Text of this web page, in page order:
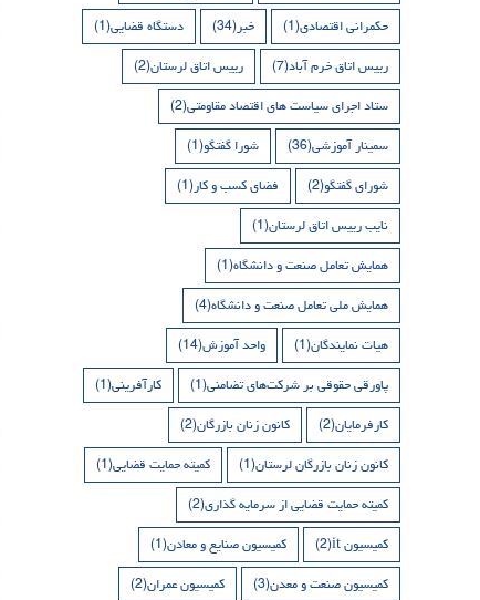
حکمرانی اقتصادی(1) خبر(34) دستگاه قضایی(1)
رییس اتاق خرم آباد(7) رییس اتاق لرستان(2)
ستاد اجرای سیاست های اقتصاد مقاومتی(2)
سمینار آموزشی(36) شورا گفتگو(1)
شورای گفتگو(2) فضای کسب و کار(1)
نایب رییس اتاق لرستان(1)
همایش تعامل صنعت و دانشگاه(1)
همایش ملی تعامل صنعت و دانشگاه(4)
هیات نمایندگان(1) واحد آموزش(14)
پاورقی حقوقی بر شرکت‌های تضامنی(1) کارآفرینی(1)
کارفرمایان(2) کانون زنان بازرگان(2)
کانون زنان بازرگان لرستان(1) کمیته حمایت قضایی(1)
کمیته حمایت قضایی از سرمایه گذاری(2)
کمیسیون it (2) کمیسیون صنایع و معادن(1)
کمیسیون صنعت و معدن(3) کمیسیون عمران(2)